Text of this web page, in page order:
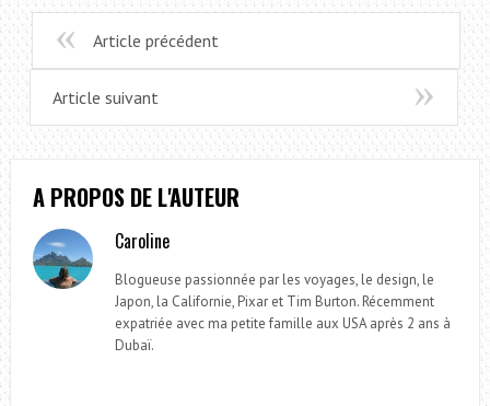
Article précédent
Article suivant
A PROPOS DE L'AUTEUR
Caroline
Blogueuse passionnée par les voyages, le design, le
Japon, la Californie, Pixar et Tim Burton. Récemment
expatriée avec ma petite famille aux USA après 2 ans à
Dubaï.